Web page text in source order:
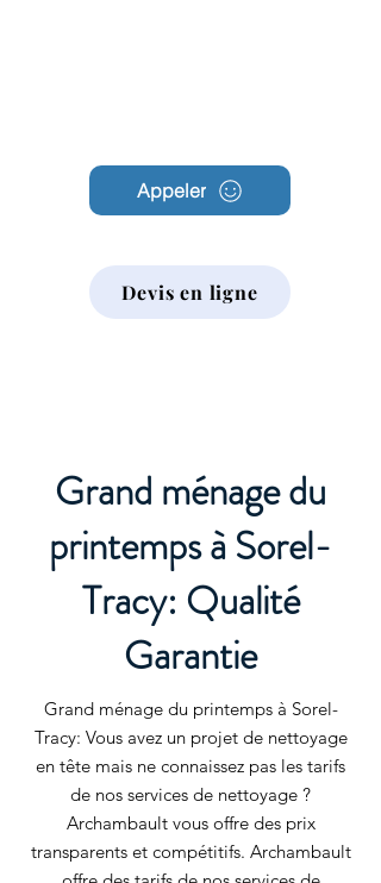
Appeler
Devis en ligne
Grand ménage du
printemps à Sorel-
Tracy: Qualité
Garantie
Grand ménage du printemps à Sorel-
Tracy: Vous avez un projet de nettoyage
en tête mais ne connaissez pas les tarifs
de nos services de nettoyage ?
Archambault vous offre des prix
transparents et compétitifs. Archambault